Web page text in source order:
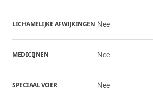
LICHAMELIJKE AFWIJKINGEN Nee
MEDICIJNEN Nee
SPECIAAL VOER Nee